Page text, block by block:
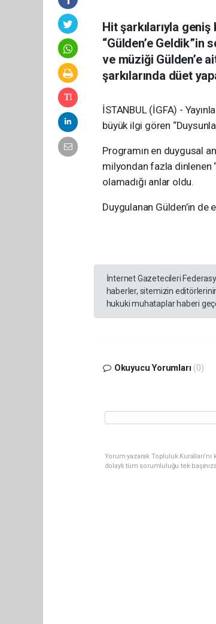
Hit şarkılarıyla
“Gülden’e Geldik”in
ve müziği Gülden’e
şarkılarında düet
İSTANBUL (İGFA) -
büyük ilgi gören
Programın en duygusal
milyondan fazla dinlenen
olamadığı anlar oldu.
Duygulanan Gülden’in
İnternet Gazetecileri
haberler, sitemizin
hukuki muhataplar haberi
Okuyucu Yorumları (0)
Yorum yazarak Topluluk
dolaylı tüm sorumluluğu tek